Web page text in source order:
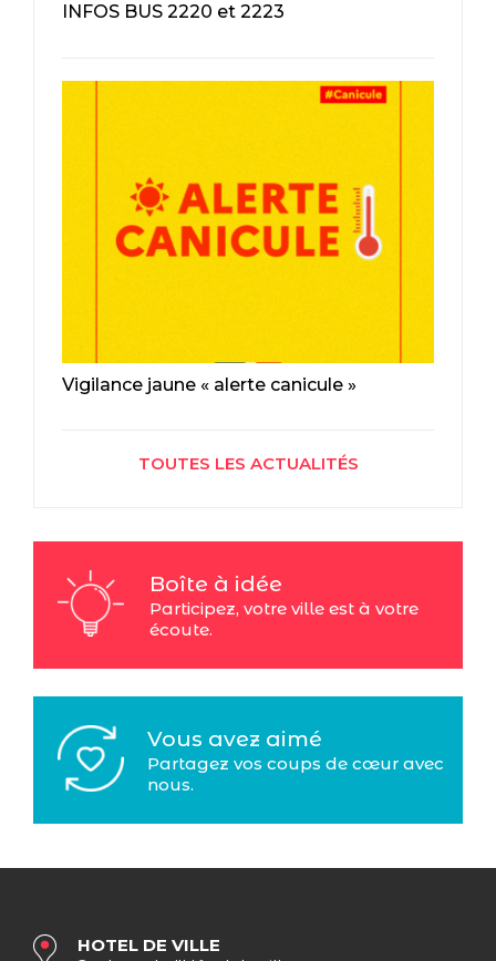
INFOS BUS 2220 et 2223
Vigilance jaune « alerte canicule »
TOUTES LES ACTUALITÉS
Boîte à idée
Participez, votre ville est à votre
écoute.
Vous avez aimé
Partagez vos coups de cœur avec
nous.
HOTEL DE VILLE